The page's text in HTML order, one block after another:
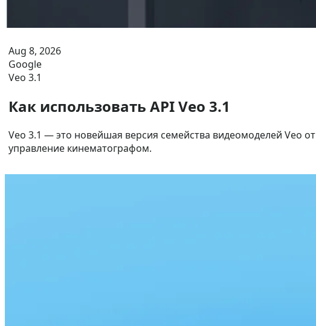
Aug 8, 2026
Google
Veo 3.1
Как использовать API Veo 3.1
Veo 3.1 — это новейшая версия семейства видеомоделей Veo
управление кинематографом.